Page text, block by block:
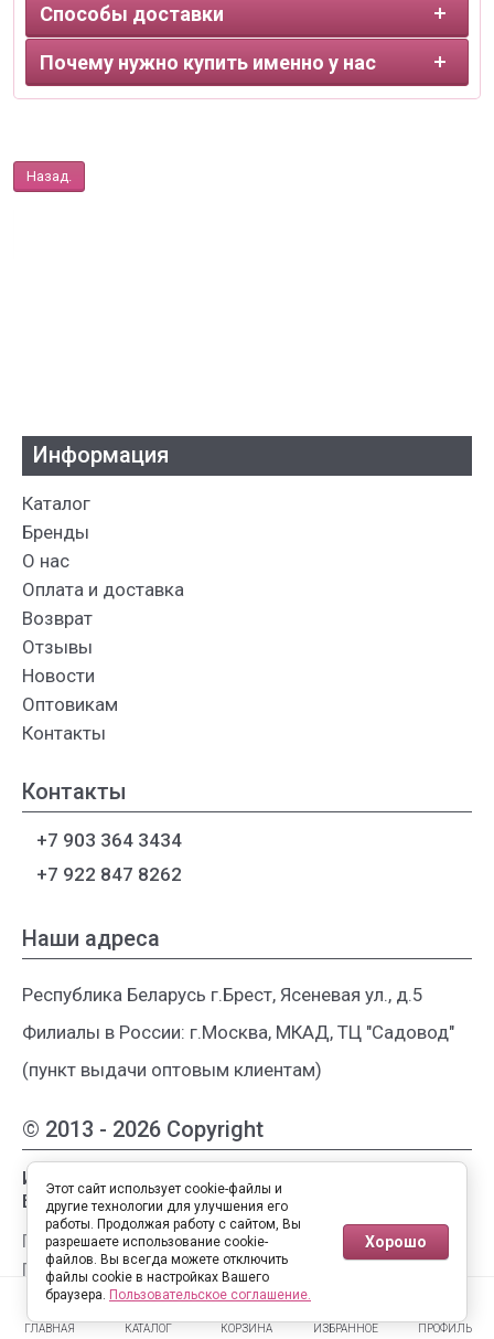
Способы доставки
Почему нужно купить именно у нас
Назад.
© 2013 - 2026 Copyright
Интернет-магазин женской одежды из
Белоруссии
Публичная оферта
Пользовательское соглашение
Политика конфиденциальности
Информация
Каталог
Бренды
О нас
Оплата и доставка
Возврат
Отзывы
Новости
Оптовикам
Контакты
Контакты
+7 903 364 3434
+7 922 847 8262
Наши адреса
Республика Беларусь г.Брест, Ясеневая ул., д.5
Филиалы в России: г.Москва, МКАД, ТЦ "Садовод"
(пункт выдачи оптовым клиентам)
Этот сайт использует cookie-файлы и
другие технологии для улучшения его
работы. Продолжая работу с сайтом, Вы
разрешаете использование cookie-
файлов. Вы всегда можете отключить
файлы cookie в настройках Вашего
браузера. Пользовательское соглашение.
Хорошо
ГЛАВНАЯ КАТАЛОГ
0
КОРЗИНА ИЗБРАННОЕ ПРОФИЛЬ